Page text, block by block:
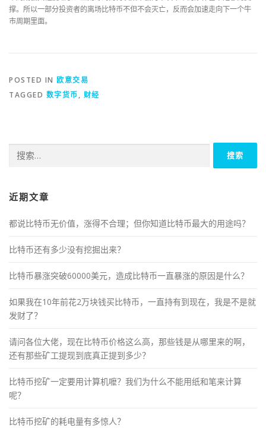
撑。所以一部分投资者的离场比特币不但不会灭亡，反而会加速走向下一个牛
市周期里面。
POSTED IN 欧意交易
TAGGED 数字货币, 财经
索：
近期文章
都说比特币无价值，涨得不合理；但你知道比特币最大的用途吗？
比特币还有多少没有挖掘出来？
比特币暴涨突破60000美元，造成比特币一直暴涨的原因是什么？
如果我在10年前花2万块钱买比特币，一直持有到现在，我是不是就
发财了？
请问各位大佬，现在比特币价格这么高，那些钱是从哪里来的啊，
还有那些矿工提现到底真正提到多少？
比特币挖矿一定要用计算机嚒？我们为什么不能用纸和笔来计算
呢？
比特币挖矿的耗电量有多惊人？